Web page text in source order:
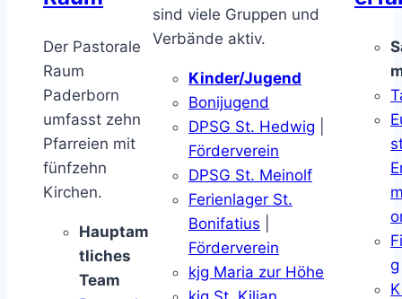
Der Pastorale
Raum
Paderborn
umfasst zehn
Pfarreien mit
fünfzehn
Kirchen.
Hauptam
tliches
Team
sind viele Gruppen und
Verbände aktiv.
Kinder/Jugend
Bonijugend
DPSG St. Hedwig
Förderverein
DPSG St. Meinolf
Ferienlager St.
Bonifatius
Förderverein
kjg Maria zur Höhe
g